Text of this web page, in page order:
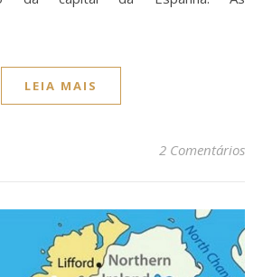
LEIA MAIS
2 Comentários